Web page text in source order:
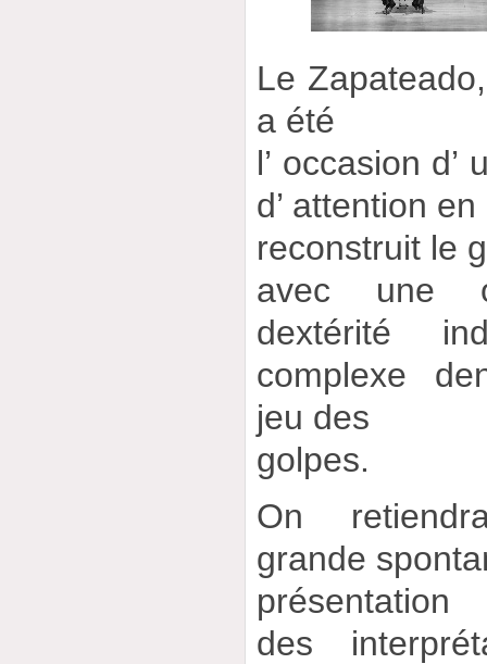
Le
a été
l’ occasion
d’ attention en
reconstruit le
avec une
dextérité
complexe
jeu des
golpes.
On
grande
présentation
des